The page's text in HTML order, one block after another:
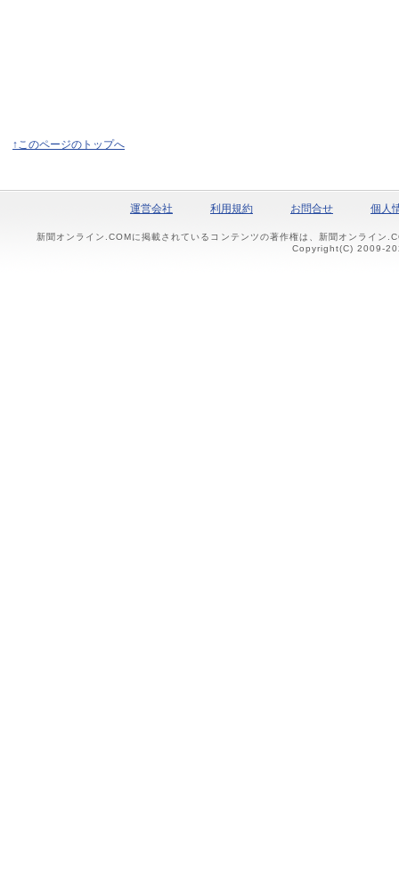
↑このページのトップへ
運営会社 利用規約 お問合せ 個人
新聞オンライン.COMに掲載されているコンテンツの著作権は、新聞オンライン
Copyright(C) 2009-